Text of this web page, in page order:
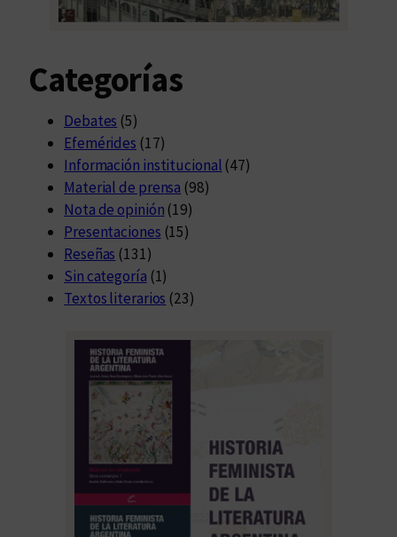
Categorías
Debates (5)
Efemérides (17)
Información institucional (47)
Material de prensa (98)
Nota de opinión (19)
Presentaciones (15)
Reseñas (131)
Sin categoría (1)
Textos literarios (23)